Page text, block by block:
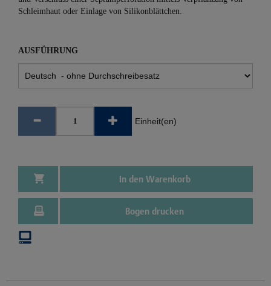
Schleimhaut oder Einlage von Silikonblättchen.
AUSFÜHRUNG
Einheit(en)
In den Warenkorb
Bogen drucken